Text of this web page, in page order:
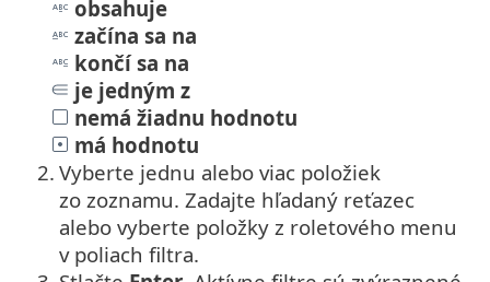
obsahuje
začína sa na
končí sa na
je jedným z
nemá žiadnu hodnotu
má hodnotu
2. Vyberte jednu alebo viac položiek
zo zoznamu. Zadajte hľadaný reťazec
alebo vyberte položky z roletového menu
v poliach filtra.